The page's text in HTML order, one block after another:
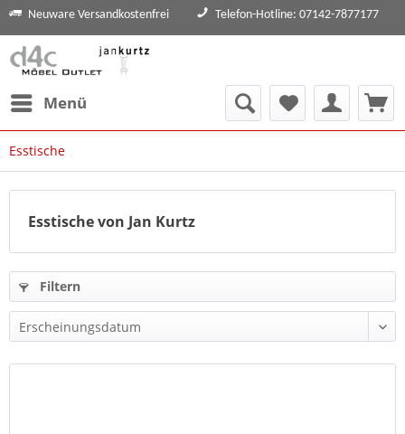
Neuware Versandkostenfrei Telefon-Hotline: 07142-7877177
Menü
Esstische
Esstische von Jan Kurtz
Filtern